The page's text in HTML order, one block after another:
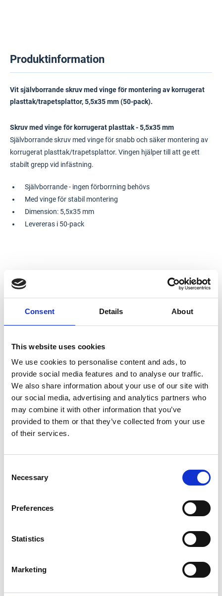
Consent Details About
This website uses cookies
We use cookies to personalise content and ads, to
provide social media features and to analyse our traffic.
We also share information about your use of our site with
our social media, advertising and analytics partners who
may combine it with other information that you’ve
provided to them or that they’ve collected from your use
of their services.
Selection
Necessary
Preferences
Statistics
Marketing
Produktinformation
Vit självborrande skruv med vinge för montering av korrugerat
plasttak/trapetsplattor, 5,5x35 mm (50-pack).
Skruv med vinge för korrugerat plasttak - 5,5x35 mm
Självborrande skruv med vinge för snabb och säker montering av
korrugerat plasttak/trapetsplattor. Vingen hjälper till att ge ett
stabilt grepp vid infästning.
Självborrande - ingen förborrning behövs
Med vinge för stabil montering
Dimension: 5,5x35 mm
Levereras i 50-pack
Dokument